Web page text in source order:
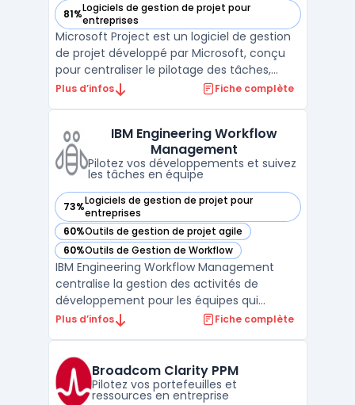
81%Logiciels de gestion de projet pour
entreprises
— voir Microsoft Project dans cette catégorie
Microsoft Project est un logiciel de gestion
de projet développé par Microsoft, conçu
pour centraliser le pilotage des tâches,
ressources et budgets en entreprise. Les
plateforme pour visualiser l’avancement
des act ...
Plus d’infos Fiche complète
IBM Engineering Workflow
Management
Pilotez vos développements et suivez
les tâches en équipe
73%Logiciels de gestion de projet pour
entreprises
— voir IBM Engineering Workflow Management dans cette
60%Outils de gestion de projet agile
— voir IBM Engineering Workflow Management dans cette
60%Outils de Gestion de Workflow
— voir IBM Engineering Workflow Management dans cette
IBM Engineering Workflow Management
centralise la gestion des activités de
développement pour les équipes qui
organisent les livrables, suivent les
cycle de vie logiciel à grande échelle où la
coordination entre man ...
Plus d’infos Fiche complète
Broadcom Clarity PPM
Pilotez vos portefeuilles et
ressources en entreprise